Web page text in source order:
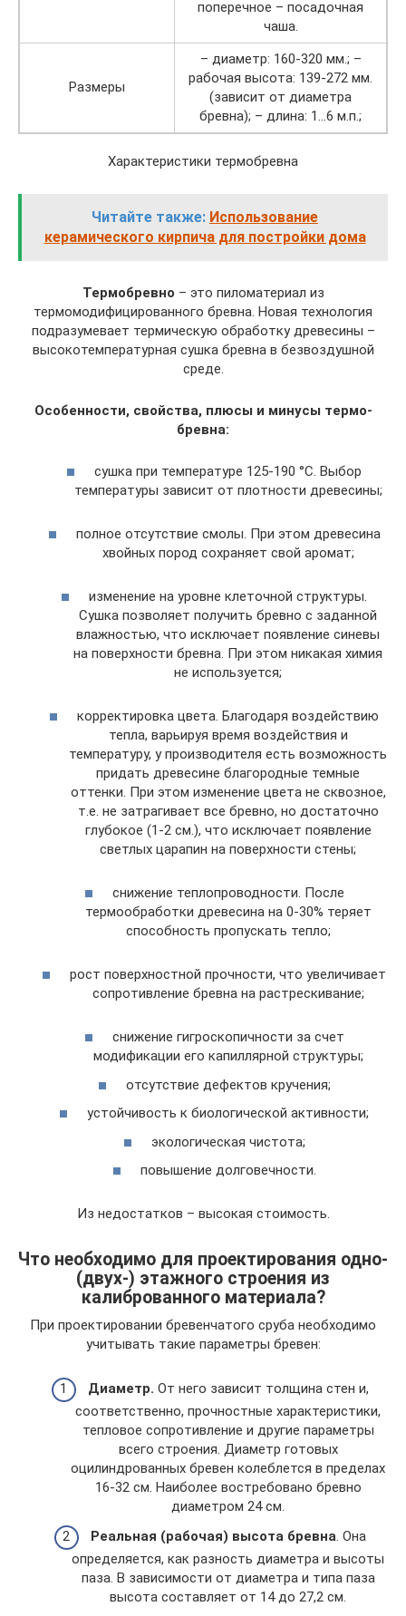
поперечное – посадочная
чаша.
Размеры
– диаметр: 160-320 мм.; –
рабочая высота: 139-272 мм.
(зависит от диаметра
бревна); – длина: 1…6 м.п.;
Характеристики термобревна
Читайте также: Использование
керамического кирпича для постройки дома
Термобревно – это пиломатериал из
термомодифицированного бревна. Новая технология
подразумевает термическую обработку древесины –
высокотемпературная сушка бревна в безвоздушной
среде.
Особенности, свойства, плюсы и минусы термо-
бревна:
сушка при температуре 125-190 °С. Выбор
температуры зависит от плотности древесины;
полное отсутствие смолы. При этом древесина
хвойных пород сохраняет свой аромат;
изменение на уровне клеточной структуры.
Сушка позволяет получить бревно с заданной
влажностью, что исключает появление синевы
на поверхности бревна. При этом никакая химия
не используется;
корректировка цвета. Благодаря воздействию
тепла, варьируя время воздействия и
температуру, у производителя есть возможность
придать древесине благородные темные
оттенки. При этом изменение цвета не сквозное,
т.е. не затрагивает все бревно, но достаточно
глубокое (1-2 см.), что исключает появление
светлых царапин на поверхности стены;
снижение теплопроводности. После
термообработки древесина на 0-30% теряет
способность пропускать тепло;
рост поверхностной прочности, что увеличивает
сопротивление бревна на растрескивание;
снижение гигроскопичности за счет
модификации его капиллярной структуры;
отсутствие дефектов кручения;
устойчивость к биологической активности;
экологическая чистота;
повышение долговечности.
Из недостатков – высокая стоимость.
Что необходимо для проектирования одно-
(двух-) этажного строения из
калиброванного материала?
При проектировании бревенчатого сруба необходимо
учитывать такие параметры бревен:
Диаметр. От него зависит толщина стен и,
соответственно, прочностные характеристики,
тепловое сопротивление и другие параметры
всего строения. Диаметр готовых
оцилиндрованных бревен колеблется в пределах
16-32 см. Наиболее востребовано бревно
диаметром 24 см.
Реальная (рабочая) высота бревна. Она
определяется, как разность диаметра и высоты
паза. В зависимости от диаметра и типа паза
высота составляет от 14 до 27,2 см.